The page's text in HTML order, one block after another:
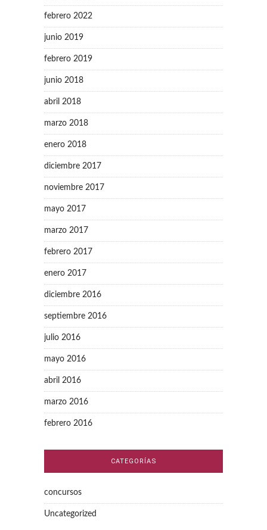
febrero 2022
junio 2019
febrero 2019
junio 2018
abril 2018
marzo 2018
enero 2018
diciembre 2017
noviembre 2017
mayo 2017
marzo 2017
febrero 2017
enero 2017
diciembre 2016
septiembre 2016
julio 2016
mayo 2016
abril 2016
marzo 2016
febrero 2016
CATEGORÍAS
concursos
Uncategorized